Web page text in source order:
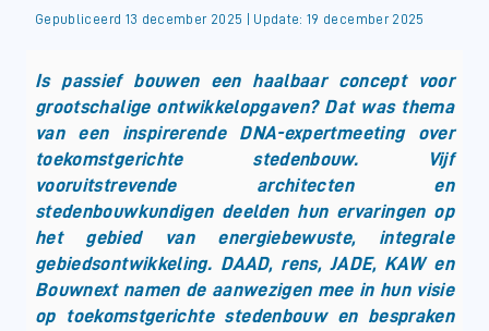
Gepubliceerd 13 december 2025 | Update: 19 december 2025
Is passief bouwen een haalbaar concept voor
grootschalige ontwikkelopgaven? Dat was thema
van een inspirerende DNA-expertmeeting over
toekomstgerichte stedenbouw. Vijf
vooruitstrevende
architecten en
stedenbouwkundigen deelden hun ervaringen op
het gebied van energiebewuste, integrale
gebiedsontwikkeling. DAAD, rens, JADE, KAW en
Bouwnext namen de aanwezigen mee in hun visie
op toekomstgerichte stedenbouw en bespraken